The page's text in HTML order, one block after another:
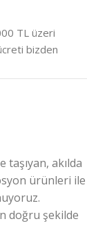
TL üzeri
bizden
taşıyan, akılda
ürünleri ile
doğru şekilde